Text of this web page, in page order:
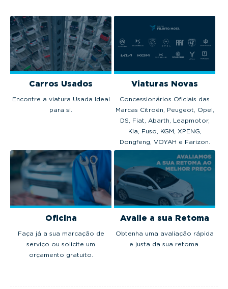
Carros Usados
Encontre a viatura Usada Ideal
para si.
Viaturas Novas
Concessionários Oficiais das
Marcas Citroën, Peugeot, Opel,
DS, Fiat, Abarth, Leapmotor,
Kia, Fuso, KGM, XPENG,
Dongfeng, VOYAH e Farizon.
Oficina
Faça já a sua marcação de
serviço ou solicite um
orçamento gratuito.
Avalie a sua Retoma
Obtenha uma avaliação rápida
e justa da sua retoma.